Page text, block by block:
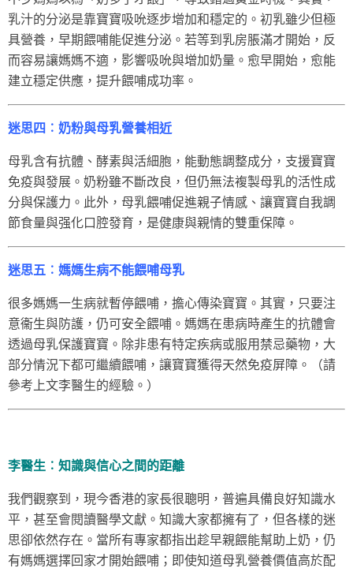
乳汁的分泌是靠寶寶吸吮逐步增加和穩定的。初乳雖少但極
具營養，早期餵哺能促進分泌。若等到乳房脹滿才開始，反
而容易讓媽媽不適，影響吸吮與增加奶量。愈早開始，愈能
建立穩定供應，提升餵哺成功率。
迷思四︰奶粉與母乳營養相近
母乳含有抗體、酵素與活細胞，能動態調整成分，支援寶寶
免疫與發展。奶粉雖不斷改良，但仍無法複製母乳的活性成
分與保護力。此外，母乳餵哺促進親子情感、讓寶寶自我調
節食量與强化口腔發育，是健康與親情的雙重保障。
迷思五︰媽媽生病不能餵哺母乳
很多媽媽一生病就暫停餵哺，擔心傳染寶寶。其實，只要注
意衞生與防護，仍可安全餵哺。媽媽在患病時產生的抗體會
透過母乳保護寶寶。除非患有特定疾病或服用禁忌藥物，大
部分情況下都可繼續餵哺，讓寶寶獲得天然免疫屏障。（請
參考上文李醫生的經驗。）
李醫生︰知識與信心之間的距離
我們觀察到，現今香港的家長很聰明，普遍具備良好知識水
平，甚至會閱讀醫學文獻。知識大家都擁有了，但各樣的迷
思卻依然存在。當所有專家都指出趁早親餵能幫助上奶，仍
有媽媽選擇回家才開始餵哺；即使知道母乳營養價值高於配